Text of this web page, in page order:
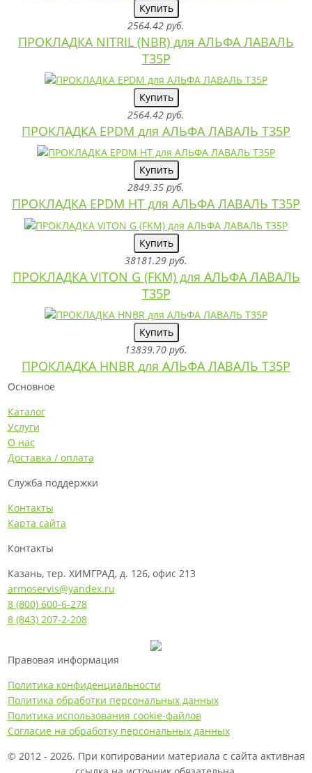
Купить
2564.42 руб.
ПРОКЛАДКА NITRIL (NBR) для АЛЬФА ЛАВАЛЬ
T35P
Купить
2564.42 руб.
ПРОКЛАДКА EPDM для АЛЬФА ЛАВАЛЬ T35P
Купить
2849.35 руб.
ПРОКЛАДКА EPDM HT для АЛЬФА ЛАВАЛЬ T35P
Купить
38181.29 руб.
ПРОКЛАДКА VITON G (FKM) для АЛЬФА ЛАВАЛЬ
T35P
Купить
13839.70 руб.
ПРОКЛАДКА HNBR для АЛЬФА ЛАВАЛЬ T35P
Основное
Каталог
Услуги
О нас
Доставка / оплата
Служба поддержки
Контакты
Карта сайта
Контакты
Казань, тер. ХИМГРАД, д. 126, офис 213
armoservis@yandex.ru
8 (800) 600-6-278
8 (843) 207-2-208
Правовая информация
Политика конфиденциальности
Политика обработки персональных данных
Политика использования cookie-файлов
Согласие на обработку персональных данных
© 2012 - 2026. При копировании материала с сайта активная